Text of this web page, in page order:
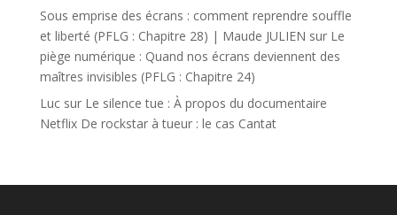
Sous emprise des écrans : comment reprendre souffle
et liberté (PFLG : Chapitre 28) | Maude JULIEN sur Le
piège numérique : Quand nos écrans deviennent des
maîtres invisibles (PFLG : Chapitre 24)
Lucsur Le silence tue : À propos du documentaire
Netflix De rockstar à tueur : le cas Cantat